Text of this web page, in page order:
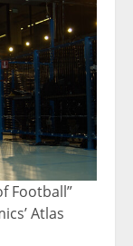
Football”
Atlas